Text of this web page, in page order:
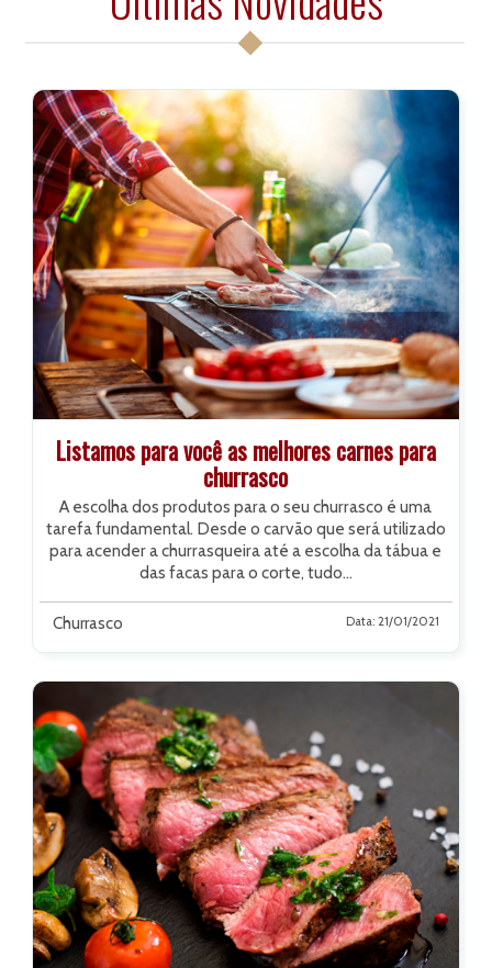
Listamos para você as melhores carnes para
churrasco
A escolha dos produtos para o seu churrasco é uma
tarefa fundamental. Desde o carvão que será utilizado
para acender a churrasqueira até a escolha da tábua e
das facas para o corte, tudo...
Churrasco Data: 21/01/2021